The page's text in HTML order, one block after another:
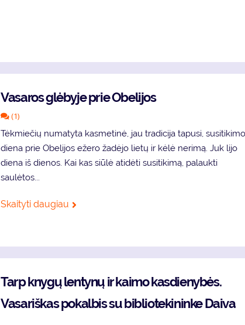
Vasaros glėbyje prie Obelijos
(1)
Tėkmiečių numatyta kasmetinė, jau tradicija tapusi,
diena prie Obelijos ežero žadėjo lietų ir kėlė nerimą. Juk lijo
diena iš dienos. Kai kas siūlė atidėti susitikimą, palaukti
saulėtos...
Skaityti daugiau
Tarp knygų lentynų ir kaimo kasdienybės.
Vasariškas pokalbis su bibliotekininke Daiva